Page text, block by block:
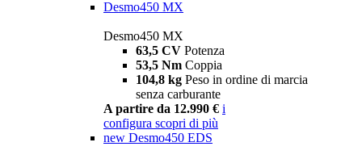
Desmo450 MX
Desmo450 MX
63,5 CV Potenza
53,5 Nm Coppia
104,8 kg Peso in ordine di marcia
senza carburante
A partire da 12.990 € i
configura scopri di più
new Desmo450 EDS